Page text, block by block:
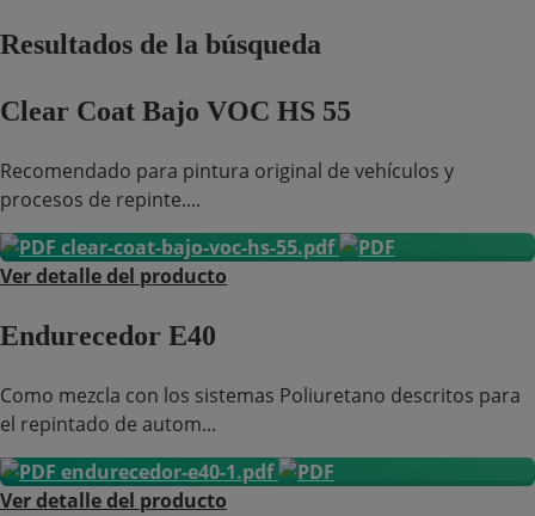
Resultados de la búsqueda
Clear Coat Bajo VOC HS 55
Recomendado para pintura original de vehículos y
procesos de repinte....
clear-coat-bajo-voc-hs-55.pdf
Ver detalle del producto
Endurecedor E40
Como mezcla con los sistemas Poliuretano descritos para
el repintado de autom...
endurecedor-e40-1.pdf
Ver detalle del producto